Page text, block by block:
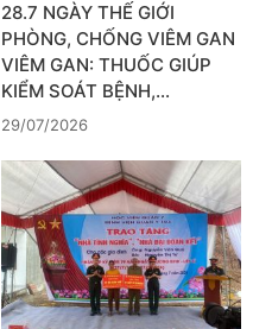
28.7 NGÀY THẾ GIỚI
PHÒNG, CHỐNG VIÊM GAN
VIÊM GAN: THUỐC GIÚP
KIỂM SOÁT BỆNH,…
29/07/2026